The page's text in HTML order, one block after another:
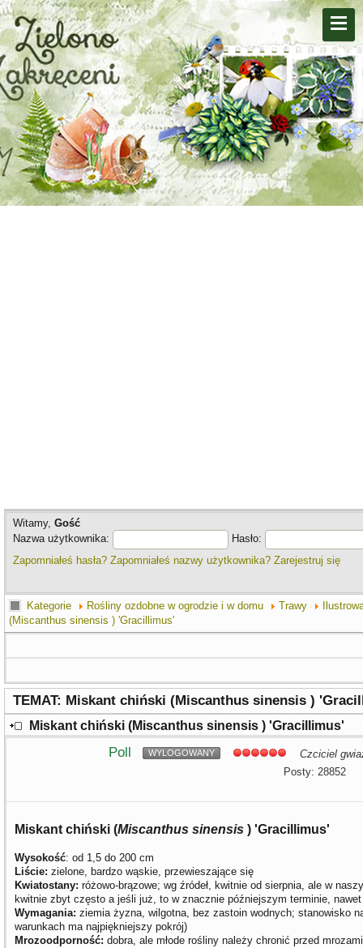
Witamy, Gość
Nazwa użytkownika:
Hasło:
Zapomniałeś hasła? Zapomniałeś nazwy użytkownika? Zarejestruj się
Kategorie Rośliny ozdobne w ogrodzie i w domu Trawy
(Miscanthus sinensis ) 'Gracillimus'
TEMAT: Miskant chiński (Miscanthus sinensis )
Miskant chiński (Miscanthus sinensis ) 'Gracillimus'
Poll WYLOGOWANY
Czciciel
Posty: 28852
Miskant chiński (Miscanthus sinensis ) 'Gracillimus'
Wysokość: od 1,5 do 200 cm
Liście: zielone, bardzo wąskie, przewieszające się
Kwiatostany: różowo-brązowe; wg źródeł, kwitnie od sierpnia, ale w
kwitnie zbyt często a jeśli już, to w znacznie późniejszym terminie,
Wymagania: ziemia żyzna, wilgotna, bez zastoin wodnych; stanowisko
warunkach ma najpiękniejszy pokrój)
Mrozoodporność: dobra, ale młode rośliny należy chronić przed mrozami